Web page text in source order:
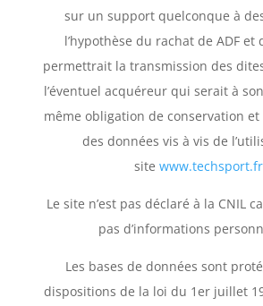
sur un support quelconque à
l’hypothèse du rachat de ADF et
permettrait la transmission des
l’éventuel acquéreur qui serait à
même obligation de conservation
des données vis à vis de
site www.techsport.fr
Le site n’est pas déclaré à la CNIL
pas d’informations
Les bases de données sont
dispositions de la loi du 1er juillet